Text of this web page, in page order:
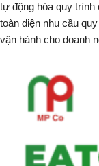
tự động hóa quy
toàn diện nhu cầu
vận hành cho doanh